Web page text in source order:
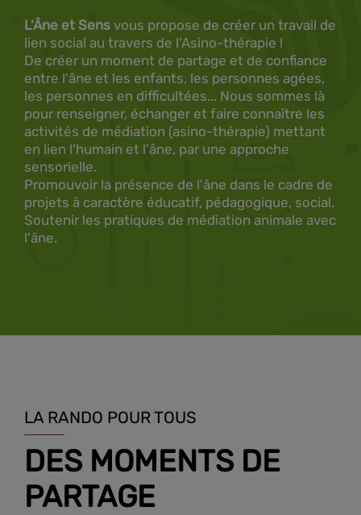
L'Âne et Sens vous propose de créer un travail de
lien social au travers de l'Asino-thérapie !
De créer un moment de partage et de confiance
entre l'âne et les enfants, les personnes agées,
les personnes en difficultées... Nous sommes là
pour renseigner, échanger et faire connaître les
activités de médiation (asino-thérapie) mettant
en lien l'humain et l'âne, par une approche
sensorielle.
Promouvoir la présence de l'âne dans le cadre de
projets à caractère éducatif, pédagogique, social.
Soutenir les pratiques de médiation animale avec
l'âne.
LA RANDO POUR TOUS
DES MOMENTS DE
PARTAGE